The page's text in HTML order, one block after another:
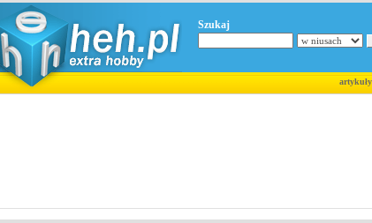
Szukaj
artykuły